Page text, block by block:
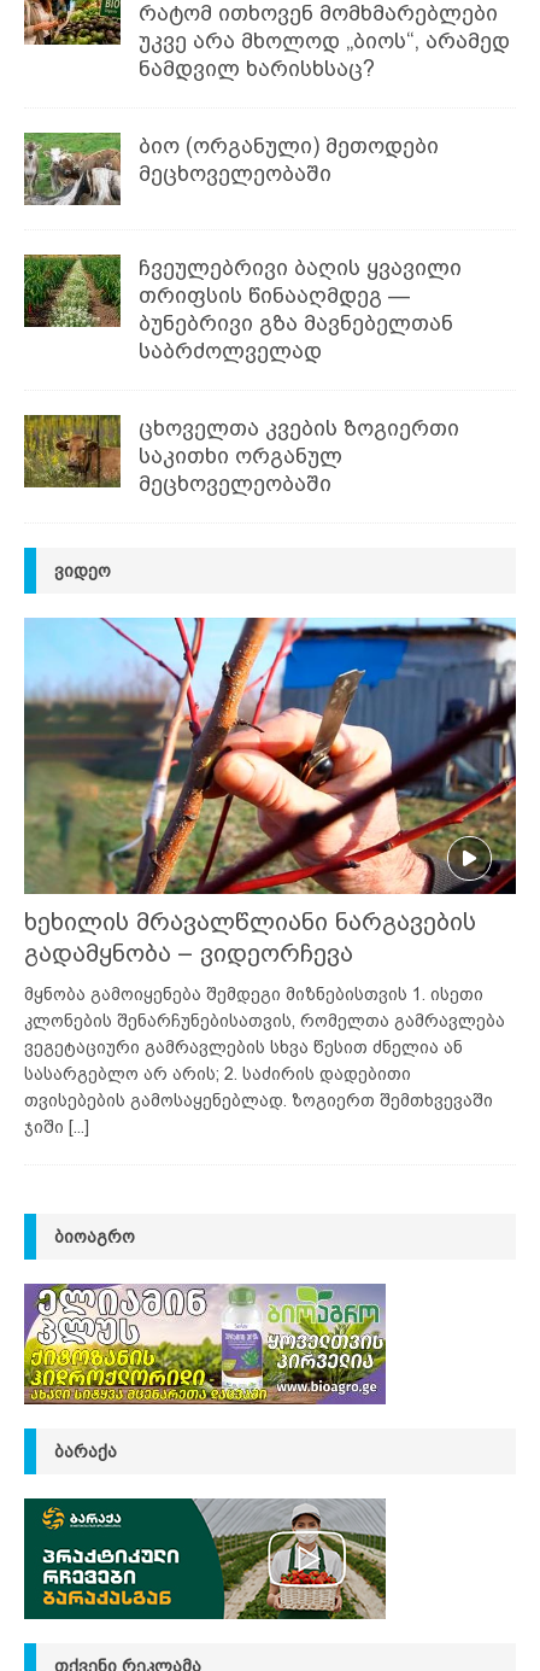
რატომ ითხოვენ მომხმარებლები
უკვე არა მხოლოდ „ბიოს“, არამედ
ნამდვილ ხარისხსაც?
ბიო (ორგანული) მეთოდები
მეცხოველეობაში
ჩვეულებრივი ბაღის ყვავილი
თრიფსის წინააღმდეგ —
ბუნებრივი გზა მავნებელთან
საბრძოლველად
ცხოველთა კვების ზოგიერთი
საკითხი ორგანულ
მეცხოველეობაში
ᲕᲘᲓᲔᲝ
ხეხილის მრავალწლიანი ნარგავების
გადამყნობა – ვიდეორჩევა
მყნობა გამოიყენება შემდეგი მიზნებისთვის 1. ისეთი
კლონების შენარჩუნებისათვის, რომელთა გამრავლება
ვეგეტაციური გამრავლების სხვა წესით ძნელია ან
სასარგებლო არ არის; 2. საძირის დადებითი
თვისებების გამოსაყენებლად. ზოგიერთ შემთხვევაში
ჯიში [...]
ᲑᲘᲝᲐᲒᲠᲝ
ᲑᲐᲠᲐᲥᲐ
ᲗᲥᲕᲔᲜᲘ ᲠᲔᲙᲚᲐᲛᲐ